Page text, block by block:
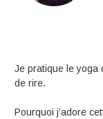
Je pratique le yoga
de rire.
Pourquoi j’adore